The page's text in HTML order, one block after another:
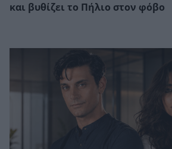
και βυθίζει το Πήλιο στον φόβο